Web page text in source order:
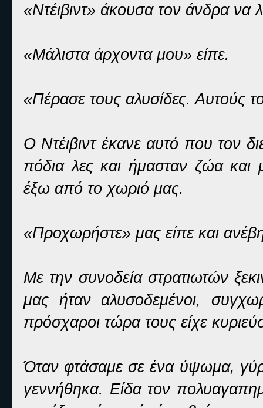
«Ντέιβιντ» άκουσα τον άνδρα να
«Μάλιστα άρχοντα μου» είπε.
«Πέρασε τους αλυσίδες. Αυτούς
Ο Ντέιβιντ έκανε αυτό που τον
πόδια λες και ήμασταν ζώα και
έξω από το χωριό μας.
«Προχωρήστε» μας είπε και
Με την συνοδεία στρατιωτών
μας ήταν αλυσοδεμένοι,
πρόσχαροι τώρα τους είχε
Όταν φτάσαμε σε ένα ύψωμα,
γεννήθηκα. Είδα τον